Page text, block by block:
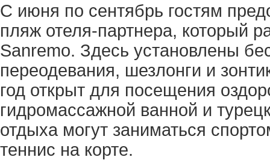
С июня по сентябрь гостям
пляж отеля-партнера, который
Sanremo. Здесь установлены
переодевания, шезлонги и
год открыт для посещения
гидромассажной ванной и
отдыха могут заниматься
теннис на корте.